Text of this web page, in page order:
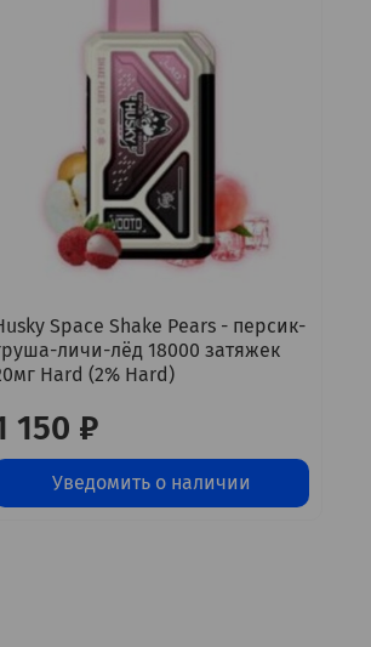
Space Shake Pears - персик-
личи-лёд 18000 затяжек
Hard (2% Hard)
150 ₽
Уведомить о наличии